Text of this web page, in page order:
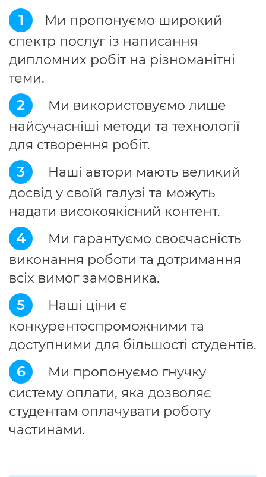
1
Ми пропонуємо широкий
спектр послуг із написання
дипломних робіт на різноманітні
теми.
2
Ми використовуємо лише
найсучасніші методи та технології
для створення робіт.
3
Наші автори мають великий
досвід у своїй галузі та можуть
надати високоякісний контент.
4
Ми гарантуємо своєчасність
виконання роботи та дотримання
всіх вимог замовника.
5
Наші ціни є
конкурентоспроможними та
доступними для більшості студентів.
6
Ми пропонуємо гнучку
систему оплати, яка дозволяє
студентам оплачувати роботу
частинами.